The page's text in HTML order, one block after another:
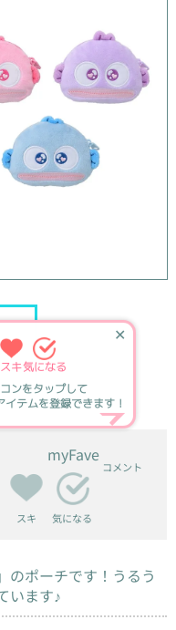
✕
スキ気になる
ンをタップして
イテムを登録できます！
myFave
スキ 気になる
コメント
のポーチです！うるう
います♪